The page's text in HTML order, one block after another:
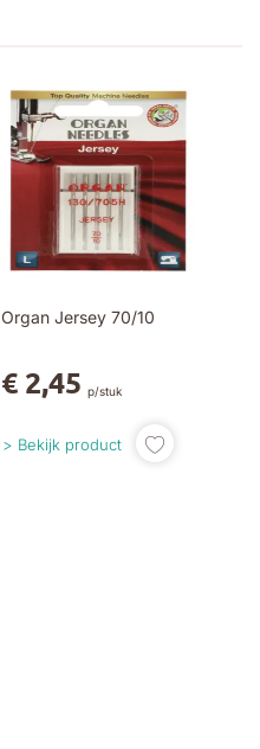
Organ Jersey 70/10
€ 2,45 p/stuk
Bekijk product